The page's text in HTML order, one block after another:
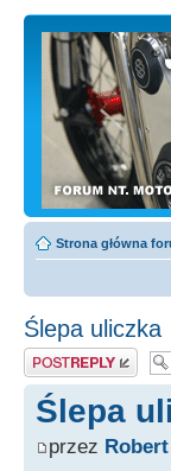
Strona główna
Ślepa uliczka
Odpowiedz
Ślepa
przez Robert